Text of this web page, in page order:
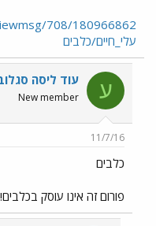
עלי_חיים/כלבים
ע עוד ליסה
New member
11/7/16
כלבים
פורום זה אינו עוסק בכלבים!